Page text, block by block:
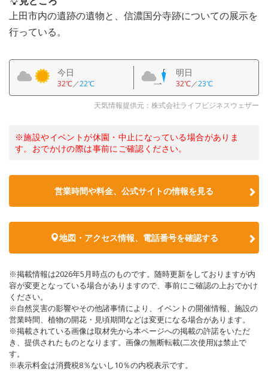
上田市内の遺跡の遺物と、信濃国分寺跡についての展示を
行っている。
今日
32℃／22℃
明日
32℃／23℃
天気情報提供元：株式会社ライフビジネスウェザー
※施設やイベントが休園・中止になっている場合がありま
す。おでかけの際は事前にご確認ください。
営業時間や料金、公式サイトの情報を見る
地図・アクセス情報、電話番号を確認する
※掲載情報は2026年5月時点のものです。随時更新をしておりますが内
容が変更となっている場合がありますので、事前にご確認の上おでかけ
ください。
※自然災害の影響やその他諸事情により、イベントの開催情報、施設の
営業時間、植物の開花・見頃期間などは変更になる場合があります。
※掲載されている画像は取材先から本ページへの掲載の許諾をいただ
き、提供されたものとなります。画像の無断転載(二次使用)は禁止で
す。
※表示料金は消費税8％ないし10％の内税表示です。